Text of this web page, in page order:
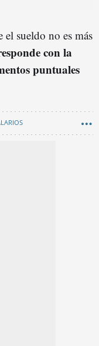
sueldo no es más
con la
puntuales